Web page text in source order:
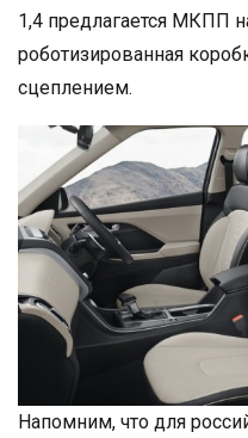
1,4 предлагается МКПП
роботизированная
сцеплением.
Напомним, что для